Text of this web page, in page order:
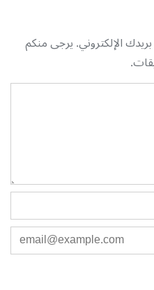
الإلكتروني. يرجى منكم